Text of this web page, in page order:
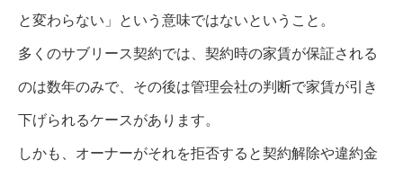
と変わらない」という意味ではないということ。
多くのサブリース契約では、契約時の家賃が保証される
のは数年のみで、その後は管理会社の判断で家賃が引き
下げられるケースがあります。
しかも、オーナーがそれを拒否すると契約解除や違約金